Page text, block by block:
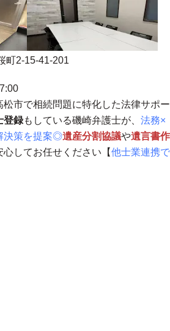
町2-15-41-201
松市で相続問題に特化した法律サポー
登録もしている磯崎弁護士が、 法務×
決策を提案◎遺産分割協議や遺言書作
してお任せください【他士業連携で